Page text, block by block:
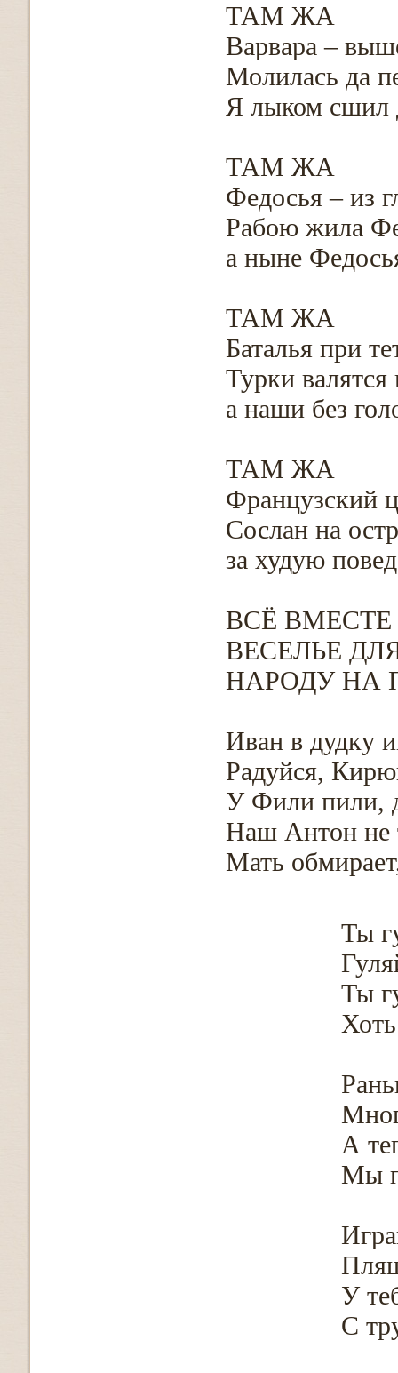
ТАМ ЖА
Варвара –
Молилась да
Я лыком сшил
ТАМ ЖА
Федосья – из
Рабою жила
а ныне
ТАМ ЖА
Баталья при
Турки валятся
а наши без
ТАМ ЖА
Французский
Сослан на
за худую
ВСЁ ВМЕСТЕ
ВЕСЕЛЬЕ
НАРОДУ НА
Иван в дудку
Радуйся,
У Фили пили,
Наш Антон не
Мать
Ты
Ты
А
Мы
У
С